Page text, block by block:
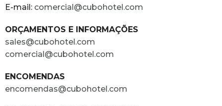
E-mail: comercial@cubohotel.com
ORÇAMENTOS E INFORMAÇÕES
sales@cubohotel.com
comercial@cubohotel.com
ENCOMENDAS
encomendas@cubohotel.com